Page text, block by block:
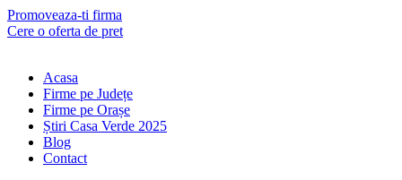
Skip
to
Promoveaza-ti firma
Cere o oferta de pret
Acasa
Firme pe Județe
Firme pe Orașe
Știri Casa Verde 2025
Blog
Contact